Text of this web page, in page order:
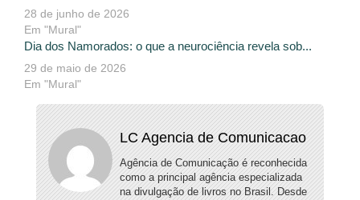
28 de junho de 2026
Em "Mural"
Dia dos Namorados: o que a neurociência revela sob...
29 de maio de 2026
Em "Mural"
LC Agencia de Comunicacao
Agência de Comunicação é reconhecida
como a principal agência especializada
na divulgação de livros no Brasil. Desde